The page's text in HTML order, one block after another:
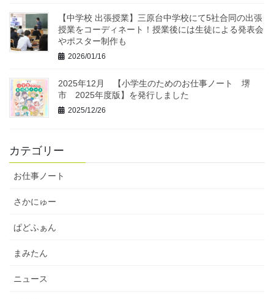
【中学校 出張授業】三原台中学校にて5社合同の出張
授業をコーディネート！授業後には生徒による発表会
やポスター制作も
2026/01/16
2025年12月 【小学生のためのお仕事ノート 堺
市 2025年度版】を発行しました
2025/12/26
カテゴリー
お仕事ノート
さかにゅー
ぱどふぁん
まみたん
ニュース